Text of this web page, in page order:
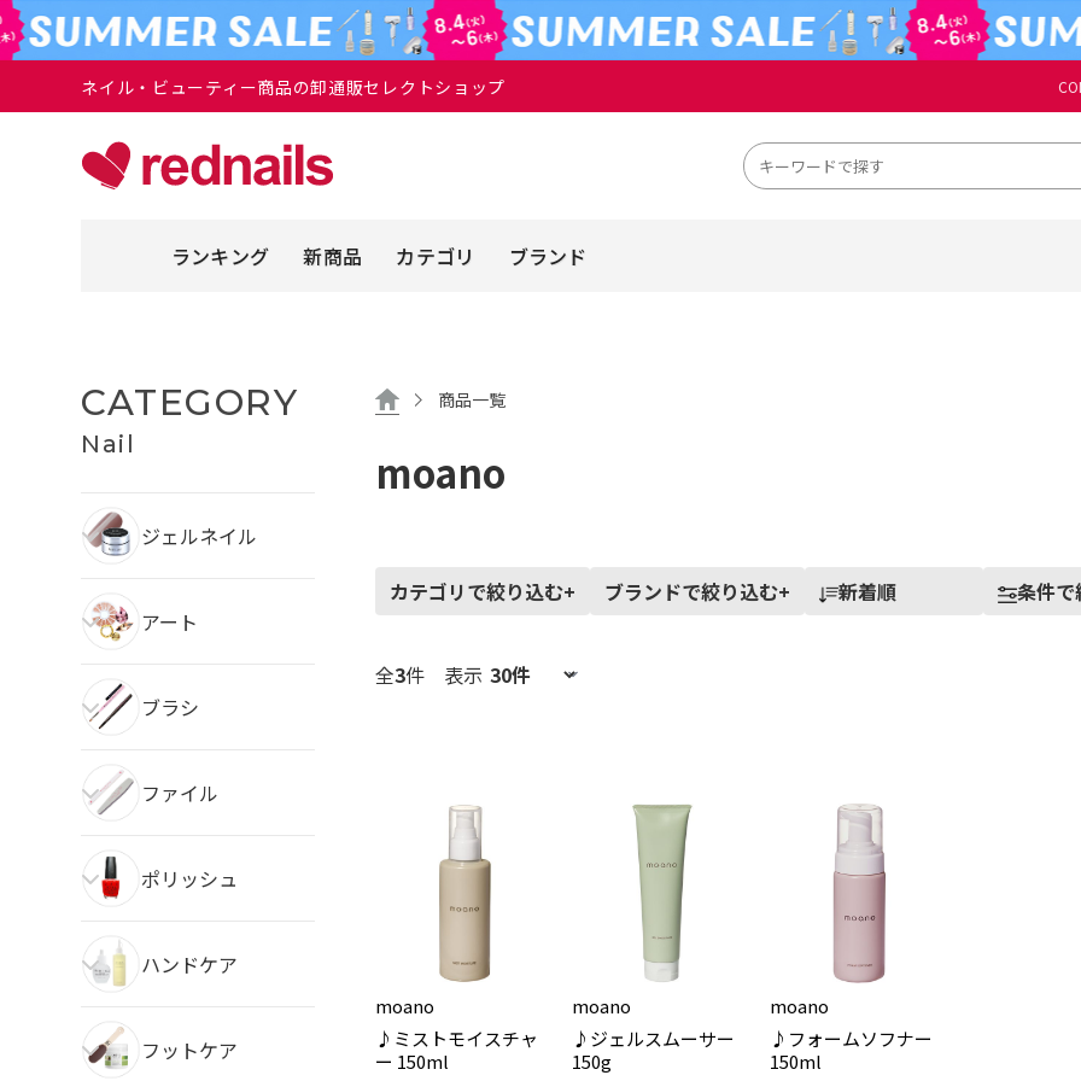
ネイル・ビューティー商品の卸通販セレクトショップ
ランキング 新商品 カテゴリ ブランド
CATEGORY
Nail
ジェルネイル
アート
ブラシ
ファイル
ポリッシュ
ハンドケア
フットケア
商品一覧
moano
カテゴリで絞り込む+ ブランドで絞り込む+ 新着順 条件で
全3件表示
moano
♪ミストモイスチャ
ー 150ml
moano
♪ジェルスムーサー
150g
moano
♪フォームソフナー
150ml